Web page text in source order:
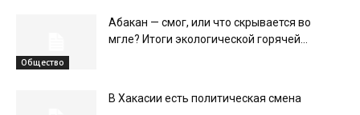
Общество
Абакан — смог, или что скрывается во
мгле? Итоги экологической горячей...
В Хакасии есть политическая смена